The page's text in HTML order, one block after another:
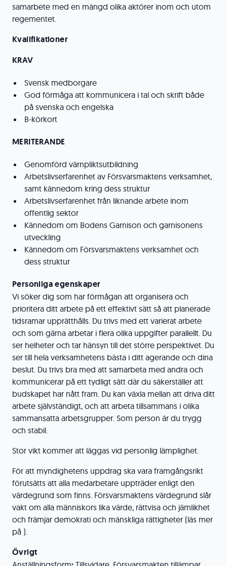
samarbete med en mängd olika aktörer inom och utom
regementet.
Kvalifikationer
KRAV
Svensk medborgare
God förmåga att kommunicera i tal och skrift både
på svenska och engelska
B-körkort
MERITERANDE
Genomförd värnpliktsutbildning
Arbetslivserfarenhet av Försvarsmaktens verksamhet,
samt kännedom kring dess struktur
Arbetslivserfarenhet från liknande arbete inom
offentlig sektor
Kännedom om Bodens Garnison och garnisonens
utveckling
Kännedom om Försvarsmaktens verksamhet och
dess struktur
Personliga egenskaper
Vi söker dig som har förmågan att organisera och
prioritera ditt arbete på ett effektivt sätt så att planerade
tidsramar upprätthålls. Du trivs med ett varierat arbete
och som gärna arbetar i flera olika uppgifter parallellt. Du
ser helheter och tar hänsyn till det större perspektivet. Du
ser till hela verksamhetens bästa i ditt agerande och dina
beslut. Du trivs bra med att samarbeta med andra och
kommunicerar på ett tydligt sätt där du säkerställer att
budskapet har nått fram. Du kan växla mellan att driva ditt
arbete självständigt, och att arbeta tillsammans i olika
sammansatta arbetsgrupper. Som person är du trygg
och stabil.
Stor vikt kommer att läggas vid personlig lämplighet.
För att myndighetens uppdrag ska vara framgångsrikt
förutsätts att alla medarbetare uppträder enligt den
värdegrund som finns. Försvarsmaktens värdegrund slår
vakt om alla människors lika värde, rättvisa och jämlikhet
och främjar demokrati och mänskliga rättigheter (läs mer
på ).
Övrigt